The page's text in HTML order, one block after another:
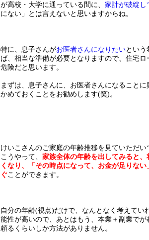
が高校・大学に通っている間に、 家計が破綻し
にない」とは言えないと思いますからね。
特に、息子さんがお医者さんになりたいという
ば、相当な準備が必要となりますので、住宅
危険だと思います。
まずは、息子さんに、お医者さんになること
かめておくことをお勧めします(笑)。
けいこさんのご家庭の年齢推移を見ていただ
こうやって、 家族全体の年齢を出してみると
くなり、「その時点になって、お金が足りな
ぐことができます。
自分の年齢(視点)だけで、なんとなく考えてい
能性が高いので、あとはもう、本業＋副業で
頼るくらいしか方法がありません。